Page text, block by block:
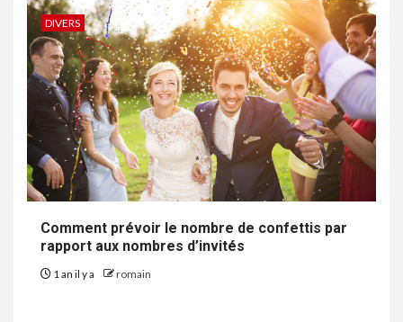
DIVERS
Comment prévoir le nombre de confettis par
rapport aux nombres d’invités
1 an il y a romain